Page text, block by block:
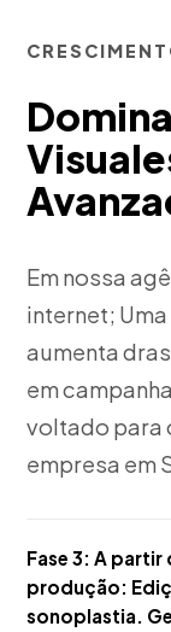
Em nossa
internet;
aumenta
em
voltado para
empresa em
Fase 3: A partir
produção:
sonoplastia.